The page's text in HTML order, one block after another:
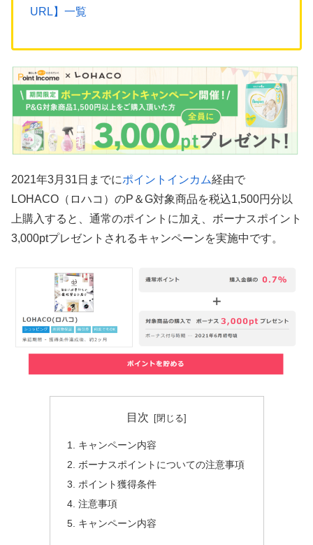
URL】一覧
2021年3月31日までにポイントインカム経由で
LOHACO（ロハコ）のP＆G対象商品を税込1,500円分以
上購入すると、通常のポイントに加え、ボーナスポイント
3,000ptプレゼントされるキャンペーンを実施中です。
目次
キャンペーン内容
ボーナスポイントについての注意事項
ポイント獲得条件
注意事項
キャンペーン内容